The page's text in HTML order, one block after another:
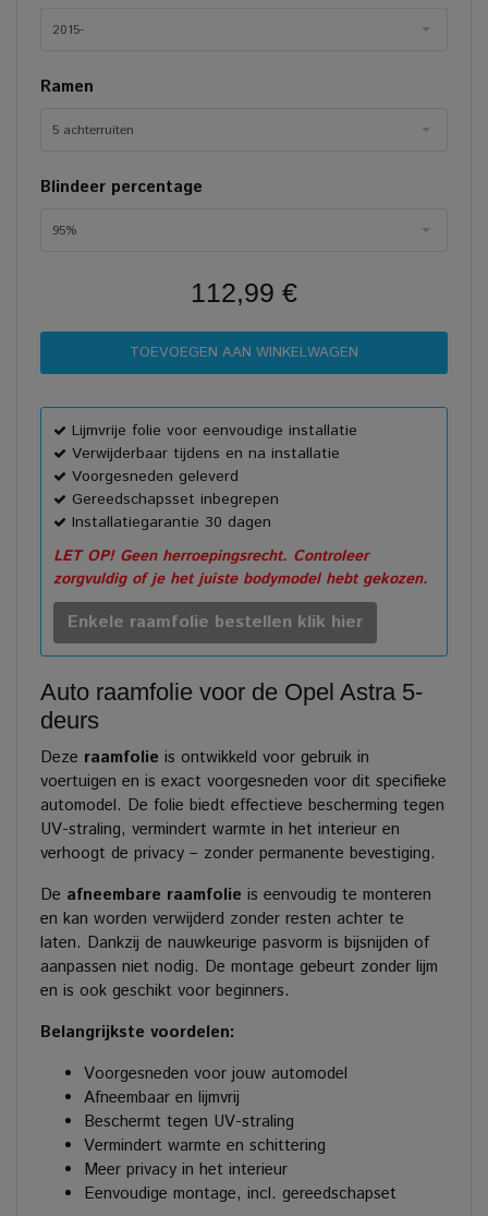
2015-
Ramen
5 achterruiten
Blindeer percentage
95%
112,99 €
Lijmvrije folie voor eenvoudige installatie
Verwijderbaar tijdens en na installatie
Voorgesneden geleverd
Gereedschapsset inbegrepen
Installatiegarantie 30 dagen
LET OP! Geen herroepingsrecht. Controleer
zorgvuldig of je het juiste bodymodel hebt gekozen.
Enkele raamfolie bestellen klik hier
Auto raamfolie voor de Opel Astra 5-
deurs
Deze raamfolie is ontwikkeld voor gebruik in
voertuigen en is exact voorgesneden voor dit specifieke
automodel. De folie biedt effectieve bescherming tegen
UV-straling, vermindert warmte in het interieur en
verhoogt de privacy – zonder permanente bevestiging.
De afneembare raamfolie is eenvoudig te monteren
en kan worden verwijderd zonder resten achter te
laten. Dankzij de nauwkeurige pasvorm is bijsnijden of
aanpassen niet nodig. De montage gebeurt zonder lijm
en is ook geschikt voor beginners.
Belangrijkste voordelen:
Voorgesneden voor jouw automodel
Afneembaar en lijmvrij
Beschermt tegen UV-straling
Vermindert warmte en schittering
Meer privacy in het interieur
Eenvoudige montage, incl. gereedschapset